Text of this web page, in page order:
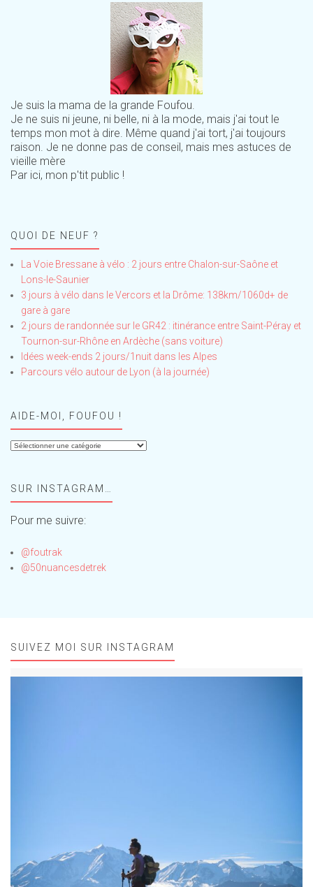
Je suis la mama de la grande Foufou.
Je ne suis ni jeune, ni belle, ni à la mode, mais j'ai tout le
temps mon mot à dire. Même quand j'ai tort, j'ai toujours
raison. Je ne donne pas de conseil, mais mes astuces de
vieille mère
Par ici, mon p'tit public !
QUOI DE NEUF ?
La Voie Bressane à vélo : 2 jours entre Chalon-sur-Saône et
Lons-le-Saunier
3 jours à vélo dans le Vercors et la Drôme: 138km/1060d+ de
gare à gare
2 jours de randonnée sur le GR42 : itinérance entre Saint-Péray et
Tournon-sur-Rhône en Ardèche (sans voiture)
Idées week-ends 2 jours/1nuit dans les Alpes
Parcours vélo autour de Lyon (à la journée)
AIDE-MOI, FOUFOU !
Aide-
!SUR INSTAGRAM…
Pour me suivre:
@foutrak
@50nuancesdetrek
SUIVEZ MOI SUR INSTAGRAM